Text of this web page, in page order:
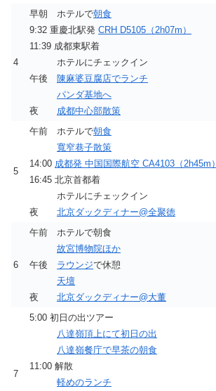
4
早朝 ホテルで朝食
9:32 重慶北駅発 CRH D5105（2h07m）
11:39 成都東駅着
ホテルにチェックイン
午後 陳麻婆豆腐店でランチ
パンダ基地へ
夜 成都中心部散策
5
午前 ホテルで朝食
寬窄巷子散策
14:00 成都発 中国国際航空 CA4103（2h45m）
16:45 北京首都着
ホテルにチェックイン
夜 北京ダックディナー@全聚徳
6
午前 ホテルで朝食
故宮博物院ほか
午後 ラウンジで休憩
天壇
夜 北京ダックディナー@大董
7
5:00 初日の出ツアー
八達嶺頂上にて初日の出
八達嶺餐庁で早茶の朝食
11:00 解散
軽めのランチ